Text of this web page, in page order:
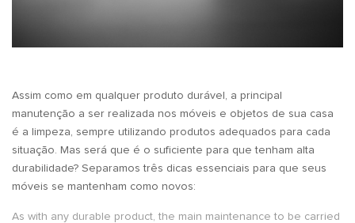
Assim como em qualquer produto durável, a principal
manutenção a ser realizada nos móveis e objetos de sua casa
é a limpeza, sempre utilizando produtos adequados para cada
situação. Mas será que é o suficiente para que tenham alta
durabilidade? Separamos três dicas essenciais para que seus
móveis se mantenham como novos:
As with any durable product, the main maintenance to be carried